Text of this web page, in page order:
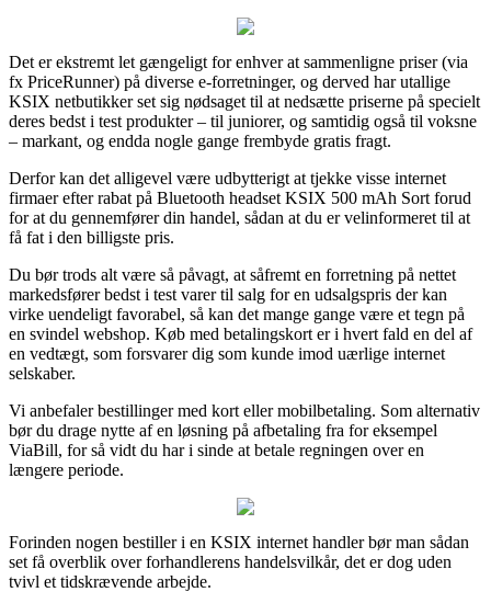
Det er ekstremt let gængeligt for enhver at sammenligne priser (via
fx PriceRunner) på diverse e-forretninger, og derved har utallige
KSIX netbutikker set sig nødsaget til at nedsætte priserne på specielt
deres bedst i test produkter – til juniorer, og samtidig også til voksne
– markant, og endda nogle gange frembyde gratis fragt.
Derfor kan det alligevel være udbytterigt at tjekke visse internet
firmaer efter rabat på Bluetooth headset KSIX 500 mAh Sort forud
for at du gennemfører din handel, sådan at du er velinformeret til at
få fat i den billigste pris.
Du bør trods alt være så påvagt, at såfremt en forretning på nettet
markedsfører bedst i test varer til salg for en udsalgspris der kan
virke uendeligt favorabel, så kan det mange gange være et tegn på
en svindel webshop. Køb med betalingskort er i hvert fald en del af
en vedtægt, som forsvarer dig som kunde imod uærlige internet
selskaber.
Vi anbefaler bestillinger med kort eller mobilbetaling. Som alternativ
bør du drage nytte af en løsning på afbetaling fra for eksempel
ViaBill, for så vidt du har i sinde at betale regningen over en
længere periode.
Forinden nogen bestiller i en KSIX internet handler bør man sådan
set få overblik over forhandlerens handelsvilkår, det er dog uden
tvivl et tidskrævende arbejde.